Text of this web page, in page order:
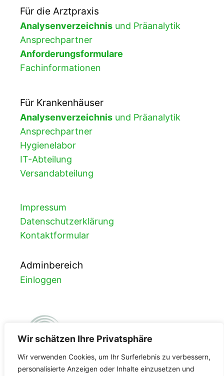
Wir schätzen Ihre Privatsphäre
Wir verwenden Cookies, um Ihr Surferlebnis zu verbessern,
personalisierte Anzeigen oder Inhalte einzusetzen und
Für die Arztpraxis
Analysenverzeichnis und Präanalytik
Ansprechpartner
Anforderungsformulare
Fachinformationen
Für Krankenhäuser
Analysenverzeichnis und Präanalytik
Ansprechpartner
Hygienelabor
IT-Abteilung
Versandabteilung
Impressum
Datenschutzerklärung
Kontaktformular
Adminbereich
Einloggen